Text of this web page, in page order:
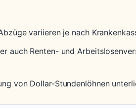
variieren je nach
auch Renten- und
von Dollar-Stundenlöhnen